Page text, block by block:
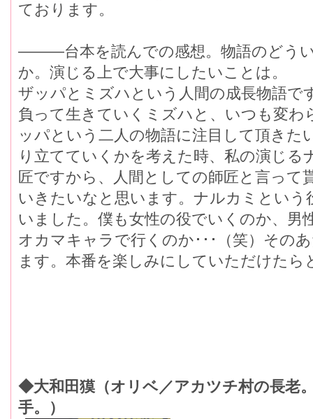
ております。
―――台本を読んでの感想。物語のどう
か。演じる上で大事にしたいことは。
ザッパとミズハという人間の成長物語で
負って生きていくミズハと、いつも変わ
ッパという二人の物語に注目して頂きた
り立てていくかを考えた時、私の演じる
匠ですから、人間としての師匠と言って
いきたいなと思います。ナルカミという
いました。僕も女性の役でいくのか、男
オカマキャラで行くのか･･･（笑）その
ます。本番を楽しみにしていただけたら
◆大和田獏（オリベ／アカツチ村の長老
手。）